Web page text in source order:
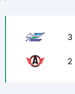
3
2